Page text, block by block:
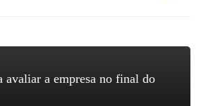
avaliar a empresa no final do